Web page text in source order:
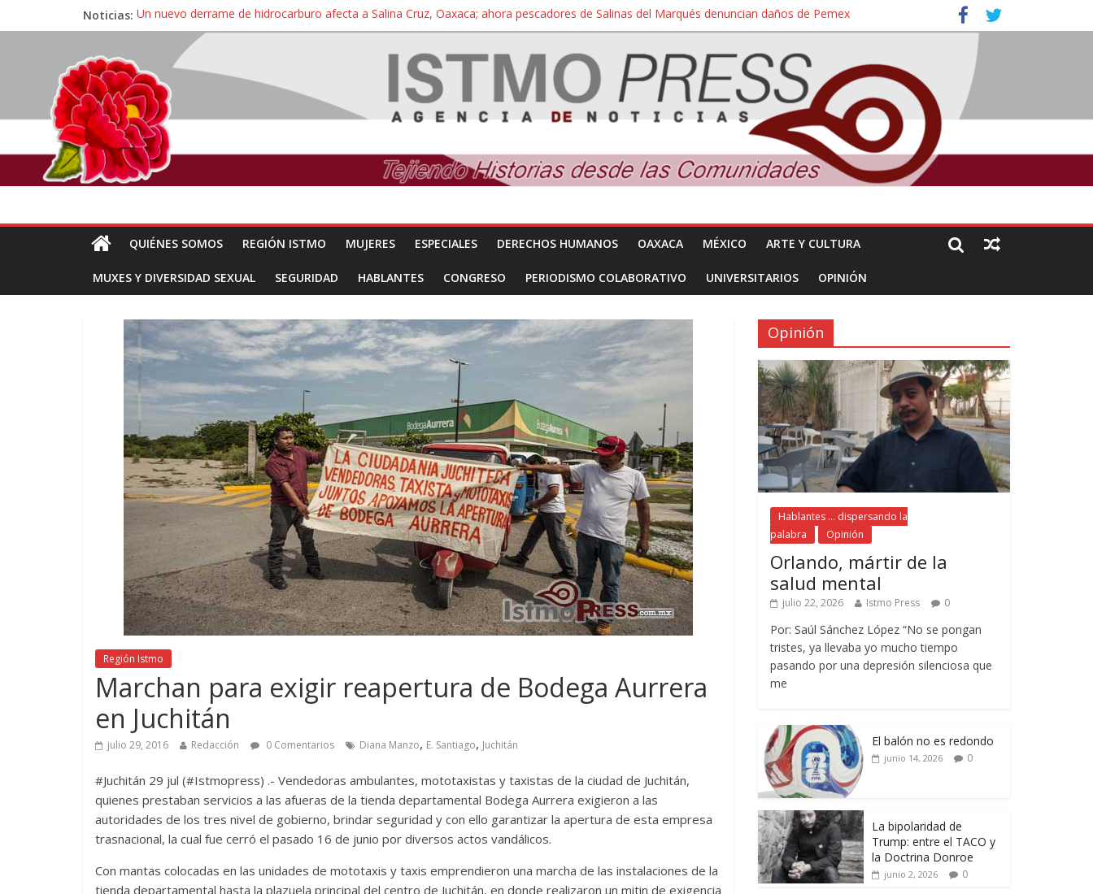
Noticias: Un nuevo derrame de hidrocarburo afecta a Salina Cruz, Oaxaca; ahora pescadores de Salinas del Marqués denuncian daños de Pemex
Ángel, el joven autista expulsado por la Universidad Bienestar de Ixtepec, Oaxaca vuelve a las aulas tras amparo
Familiares de periodista Alejandro Leyva se reúnen con titular de la SEGOB y exigen detener a los autores materiales e intelectuales de su asesinato
Alertan pescadores de Juchitán, Oaxaca de nuevo despojo de su territorio para construir un parque eólico
Pescadores y comuneros ikoots detienen la extracción ilegal de material pétreo de gravera Oyamel
QUIÉNES SOMOS REGIÓN ISTMO MUJERES ESPECIALES DERECHOS HUMANOS OAXACA MÉXICO ARTE Y CULTURA
MUXES Y DIVERSIDAD SEXUAL SEGURIDAD HABLANTES CONGRESO PERIODISMO COLABORATIVO UNIVERSITARIOS OPINIÓN
Región Istmo
Marchan para exigir reapertura de Bodega Aurrera
en Juchitán
julio 29, 2016 Redacción 0 Comentarios Diana Manzo, E. Santiago, Juchitán
#Juchitán 29 jul (#Istmopress) .- Vendedoras ambulantes, mototaxistas y taxistas de la ciudad de Juchitán,
quienes prestaban servicios a las afueras de la tienda departamental Bodega Aurrera exigieron a las
autoridades de los tres nivel de gobierno, brindar seguridad y con ello garantizar la apertura de esta empresa
trasnacional, la cual fue cerró el pasado 16 de junio por diversos actos vandálicos.
Con mantas colocadas en las unidades de mototaxis y taxis emprendieron una marcha de las instalaciones de la
tienda departamental hasta la plazuela principal del centro de Juchitán, en donde realizaron un mitin de exigencia
Opinión
Hablantes ... dispersando la
palabra
Opinión
Orlando, mártir de la
salud mental
julio 22, 2026 Istmo Press 0
Por: Saúl Sánchez López “No se pongan
tristes, ya llevaba yo mucho tiempo
pasando por una depresión silenciosa que
me
El balón no es redondo
junio 14, 2026 0
La bipolaridad de
Trump: entre el TACO y
la Doctrina Donroe
junio 2, 2026 0